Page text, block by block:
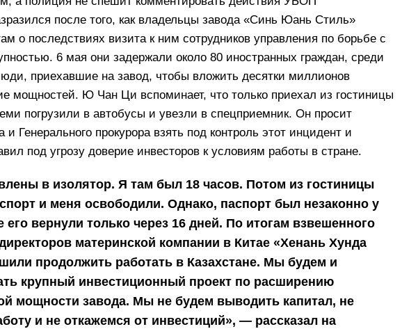
после того, как владельцы завода «Синь Юань Стиль»
о последствиях визита к ним сотрудников управления по борьбе с
6 мая они задержали около 80 иностранных граждан, среди
приехавшие на завод, чтобы вложить десятки миллионов
мощностей. Ю Чан Ци вспоминает, что только приехал из гостиницы
погрузили в автобусы и увезли в спецприемник. Он просит
и Генерального прокурора взять под контроль этот инцидент и
под угрозу доверие инвесторов к условиям работы в стране.
в изолятор. Я там был 18 часов. Потом из гостиницы
и меня освободили. Однако, паспорт был незаконно у
его вернули только через 16 дней. По итогам взвешенного
материнской компании в Китае «Хенань Хунда
продолжить работать в Казахстане. Мы будем и
крупный инвестиционный проект по расширению
мощности завода. Мы не будем выводить капитал, не
и не откажемся от инвестиций», — рассказал на